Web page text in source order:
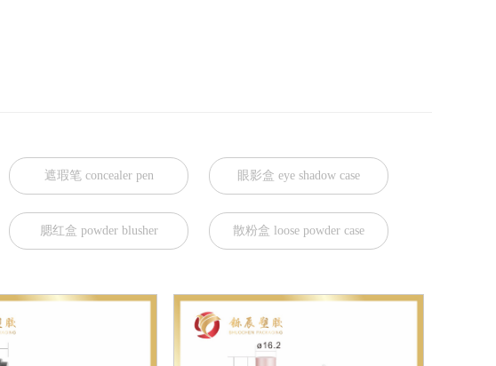
遮瑕笔 concealer pen 眼影盒 eye shadow case
腮红盒 powder blusher 散粉盒 loose powder case